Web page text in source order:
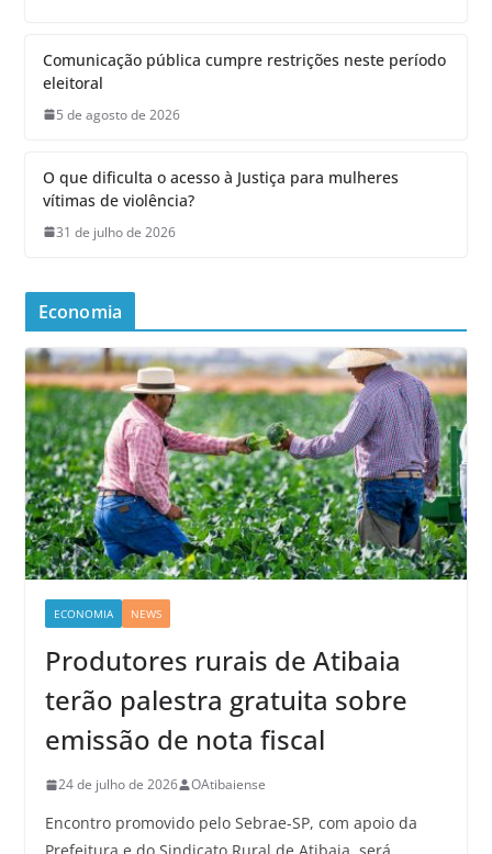
Comunicação pública cumpre restrições neste período
eleitoral
5 de agosto de 2026
O que dificulta o acesso à Justiça para mulheres
vítimas de violência?
31 de julho de 2026
Economia
ECONOMIA NEWS
Produtores rurais de Atibaia
terão palestra gratuita sobre
emissão de nota fiscal
24 de julho de 2026 OAtibaiense
Encontro promovido pelo Sebrae-SP, com apoio da